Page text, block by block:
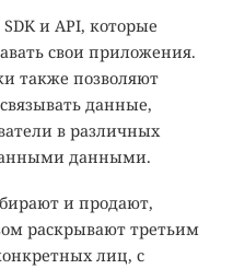
и API, которые
свои приложения.
также позволяют
данные,
в различных
данными.
и продают,
раскрывают третьим
лиц, с